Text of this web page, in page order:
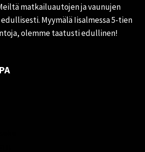
matkailuautojen ja vaunujen
Myymälä Iisalmessa 5-tien
olemme taatusti edullinen!